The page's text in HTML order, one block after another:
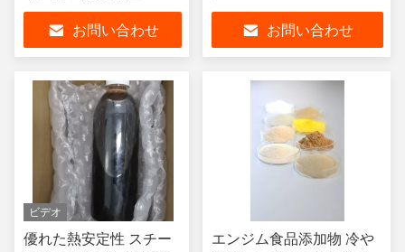
ケージ 30L/バレル
お問い合わせ
お問い合わせ
ビデオ
優れた熱安定性 スチー
エンジム食品添加物 冷や